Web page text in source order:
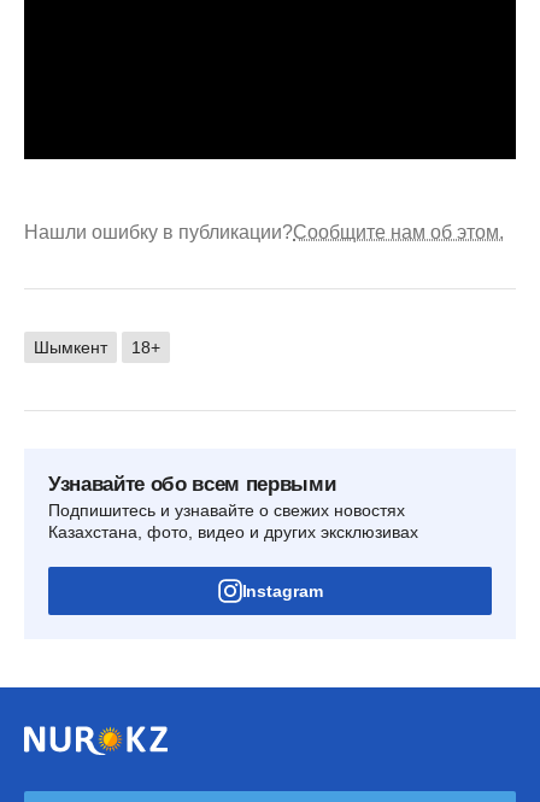
Нашли ошибку в публикации?Сообщите нам об этом.
Шымкент 18+
Узнавайте обо всем первыми
Подпишитесь и узнавайте о свежих новостях
Казахстана, фото, видео и других эксклюзивах
Instagram